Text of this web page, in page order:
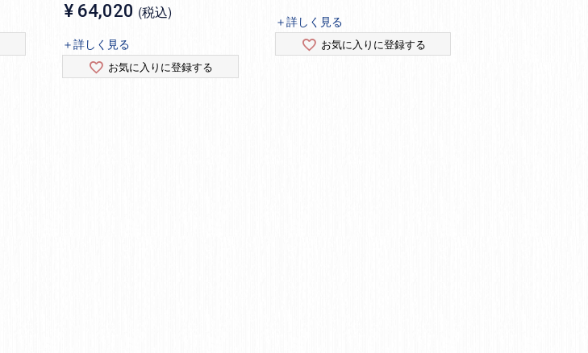
¥ 64,020 税込
＋詳しく見る
お気に入りに登録する
＋詳しく見る
お気に入りに登録する